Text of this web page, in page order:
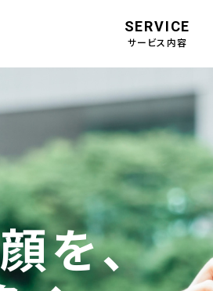
SERVICE
サービス内容
を、